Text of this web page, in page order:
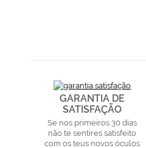
GARANTIA DE
SATISFAÇÃO
Se nos primeiros 30 dias
não te sentires satisfeito
com os teus novos óculos